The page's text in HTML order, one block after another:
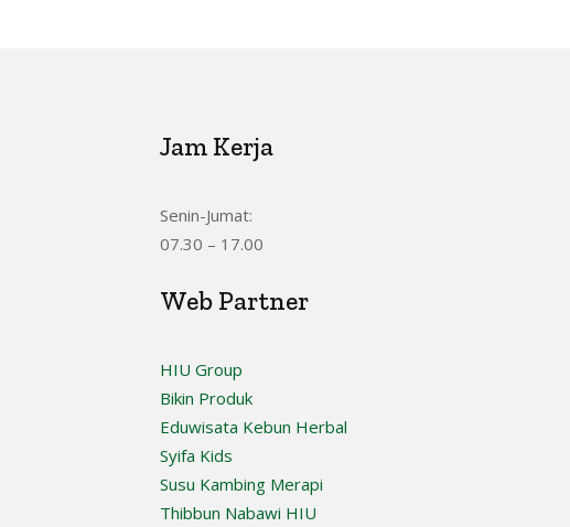
Jam Kerja
Senin-Jumat:
07.30 – 17.00
Web Partner
HIU Group
Bikin Produk
Eduwisata Kebun Herbal
Syifa Kids
Susu Kambing Merapi
Thibbun Nabawi HIU